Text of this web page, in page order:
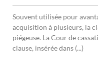
Souvent utilisée pour
acquisition à plusieurs, la
piégeuse. La Cour de
clause, insérée dans (...)